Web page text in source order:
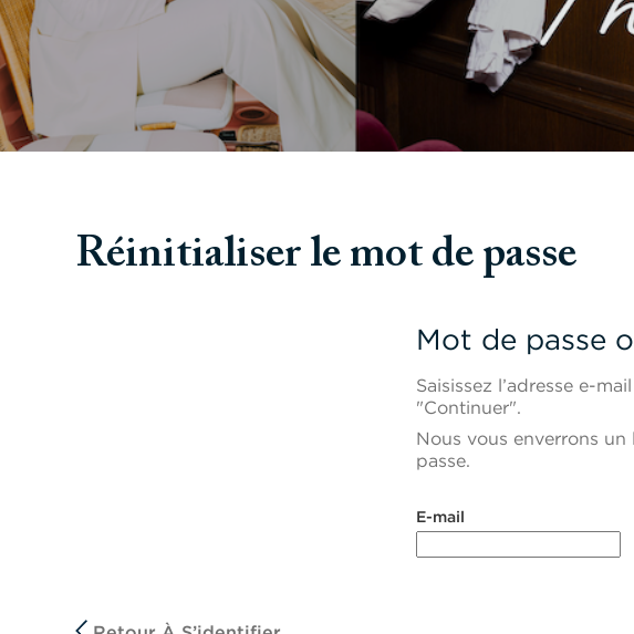
Réinitialiser le mot de passe
Mot de passe
Saisissez l’adresse e-
"Continuer".
Nous vous enverrons
passe.
Réinitialiser le mot de passe
E-mail